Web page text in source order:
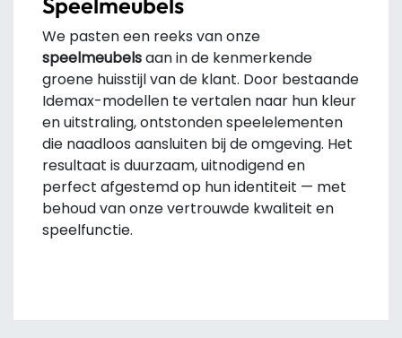
We pasten een reeks van onze
speelmeubelsaan in de kenmerkende
groene huisstijl van de klant. Door bestaande
Idemax-modellen te vertalen naar hun kleur
en uitstraling, ontstonden speelelementen
die naadloos aansluiten bij de omgeving. Het
resultaat is duurzaam, uitnodigend en
perfect afgestemd op hun identiteit — met
behoud van onze vertrouwde kwaliteit en
speelfunctie.